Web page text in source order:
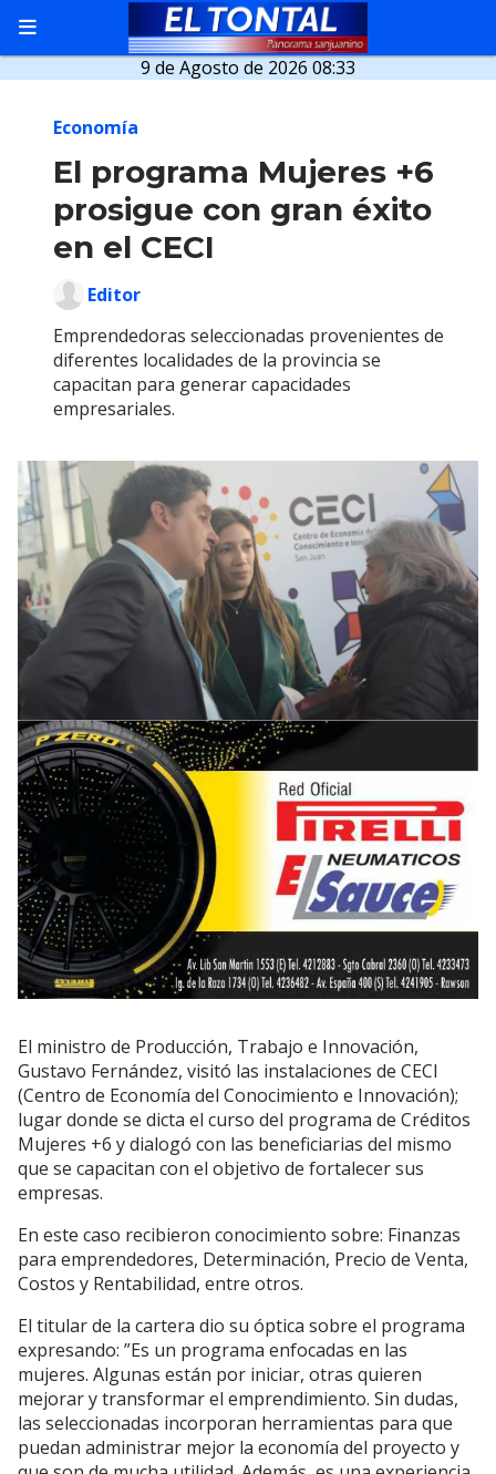
9 de Agosto de 2026 08:33
El programa Mujeres +6
prosigue con gran éxito
en el CECI
Emprendedoras seleccionadas provenientes de
diferentes localidades de la provincia se
capacitan para generar capacidades
empresariales.
Economía
Editor
El ministro de Producción, Trabajo e Innovación,
Gustavo Fernández, visitó las instalaciones de CECI
(Centro de Economía del Conocimiento e Innovación);
lugar donde se dicta el curso del programa de Créditos
Mujeres +6 y dialogó con las beneficiarias del mismo
que se capacitan con el objetivo de fortalecer sus
empresas.
En este caso recibieron conocimiento sobre: Finanzas
para emprendedores, Determinación, Precio de Venta,
Costos y Rentabilidad, entre otros.
El titular de la cartera dio su óptica sobre el programa
expresando: ”Es un programa enfocadas en las
mujeres. Algunas están por iniciar, otras quieren
mejorar y transformar el emprendimiento. Sin dudas,
las seleccionadas incorporan herramientas para que
puedan administrar mejor la economía del proyecto y